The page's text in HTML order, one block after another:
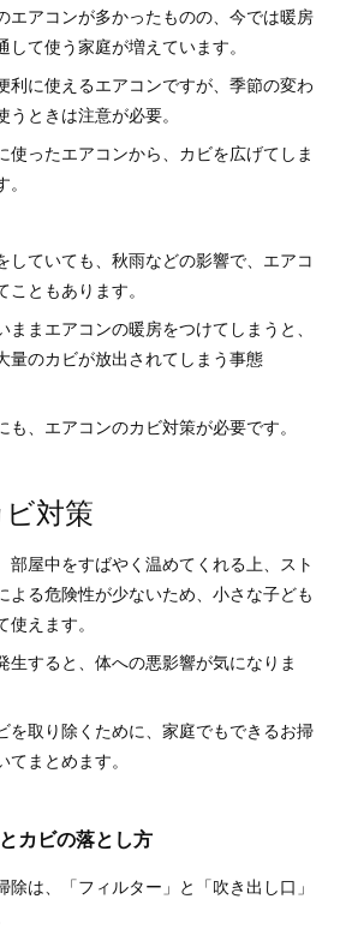
エアコンが多かったものの、今では暖房
て使う家庭が増えています。
利に使えるエアコンですが、季節の変わ
ときは注意が必要。
使ったエアコンから、カビを広げてしま
していても、秋雨などの影響で、エアコ
ともあります。
まエアコンの暖房をつけてしまうと、
量のカビが放出されてしまう事態
、エアコンのカビ対策が必要です。
対策
部屋中をすばやく温めてくれる上、スト
よる危険性が少ないため、小さな子ども
えます。
生すると、体への悪影響が気になりま
を取り除くために、家庭でもできるお掃
まとめます。
カビの落とし方
は、「フィルター」と「吹き出し口」